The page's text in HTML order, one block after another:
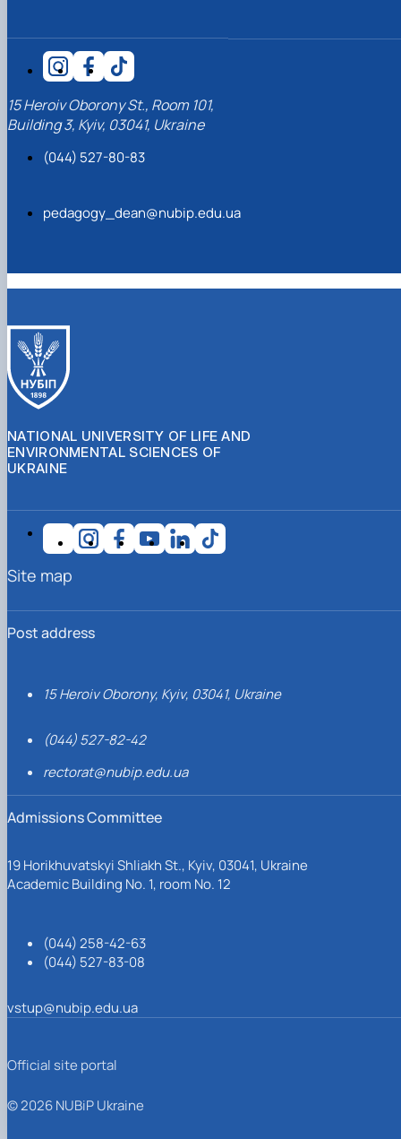
15 Heroiv Oborony St., Room 101,
Building 3, Kyiv, 03041, Ukraine
(044) 527-80-83
pedagogy_dean@nubip.edu.ua
NATIONAL UNIVERSITY OF LIFE AND
ENVIRONMENTAL SCIENCES OF
UKRAINE
Post address
15 Heroiv Oborony, Kyiv, 03041, Ukraine
(044) 527-82-42
rectorat@nubip.edu.ua
Admissions Committee
19 Horikhuvatskyi Shliakh St., Kyiv, 03041, Ukraine
Academic Building No. 1, room No. 12
(044) 258-42-63
(044) 527-83-08
vstup@nubip.edu.ua
Site map
Official site portal
© 2026 NUBiP Ukraine